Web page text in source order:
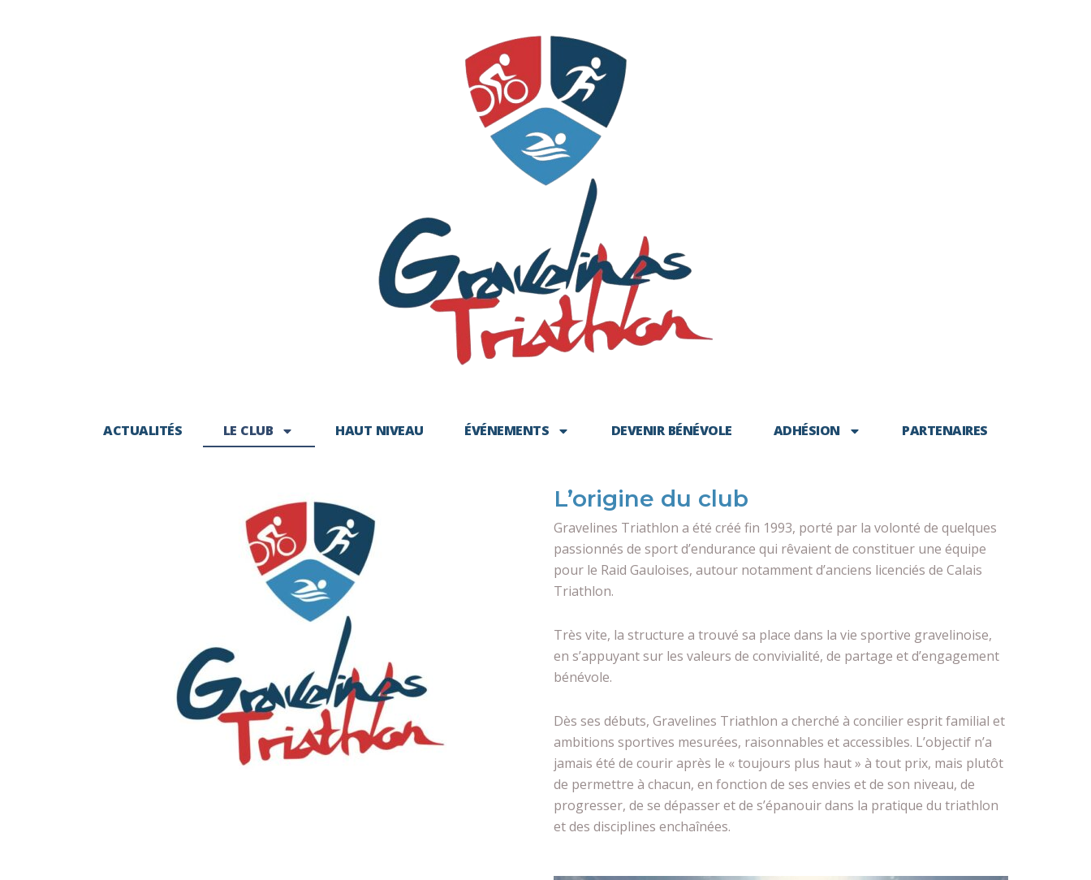
ACTUALITÉS LE CLUB HAUT NIVEAU ÉVÉNEMENTS DEVENIR BÉNÉVOLE ADHÉSION PARTENAIRES
L’origine du club
Gravelines Triathlon a été créé fin 1993, porté par la volonté de quelques
passionnés de sport d’endurance qui rêvaient de constituer une équipe
pour le Raid Gauloises, autour notamment d’anciens licenciés de Calais
Triathlon.
Très vite, la structure a trouvé sa place dans la vie sportive gravelinoise,
en s’appuyant sur les valeurs de convivialité, de partage et d’engagement
bénévole.
Dès ses débuts, Gravelines Triathlon a cherché à concilier esprit familial et
ambitions sportives mesurées, raisonnables et accessibles. L’objectif n’a
jamais été de courir après le « toujours plus haut » à tout prix, mais plutôt
de permettre à chacun, en fonction de ses envies et de son niveau, de
progresser, de se dépasser et de s’épanouir dans la pratique du triathlon
et des disciplines enchaînées.